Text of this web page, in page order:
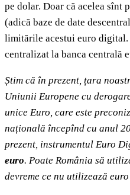
pe dolar. Doar că acelea
(adică baze de date
limitările acestui euro
centralizat la banca centrală
Știm că în prezent, țara
Uniunii Europene cu
unice Euro, care este
națională începînd cu anul
prezent, instrumentul Euro
euro. Poate România să
devreme ce nu utilizează